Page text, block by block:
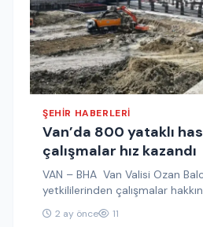
ŞEHIR HABERLERI
Van’da 800 yataklı
çalışmalar hız kazandı
VAN – BHA Van Valisi Ozan
yetkililerinden çalışmalar
projenin son durumu hakkında…
2 ay önce 11